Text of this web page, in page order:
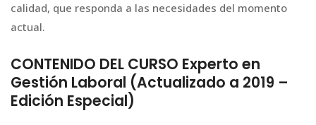
calidad, que responda a las necesidades del momento
actual.
CONTENIDO DEL CURSO Experto en
Gestión Laboral (Actualizado a 2019 –
Edición Especial)